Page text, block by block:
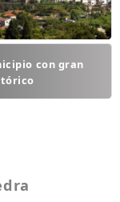
con gran